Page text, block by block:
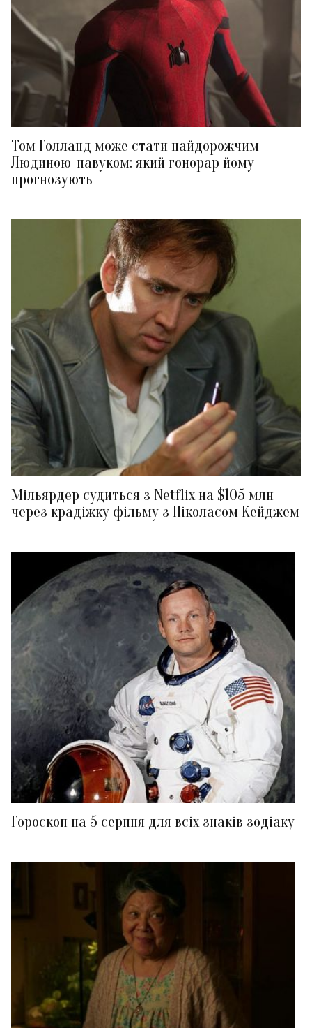
Том Голланд може стати найдорожчим
Людиною-павуком: який гонорар йому
прогнозують
Мільярдер судиться з Netflix на $105 млн
через крадіжку фільму з Ніколасом Кейджем
Гороскоп на 5 серпня для всіх знаків зодіаку